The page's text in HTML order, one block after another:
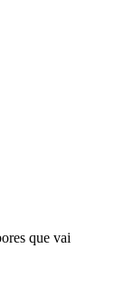
que vai